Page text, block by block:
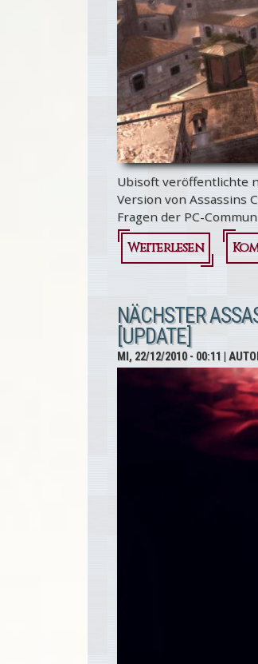
Ubisoft veröffentlichte
Version von Assassins
Fragen der PC-
Weiterlesen
über
Infos
NÄCHSTER
[UPDATE]
MI, 22/12/2010 - 00:11 |